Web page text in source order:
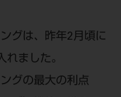
グは、昨年2月頃に
れました。
グの最大の利点